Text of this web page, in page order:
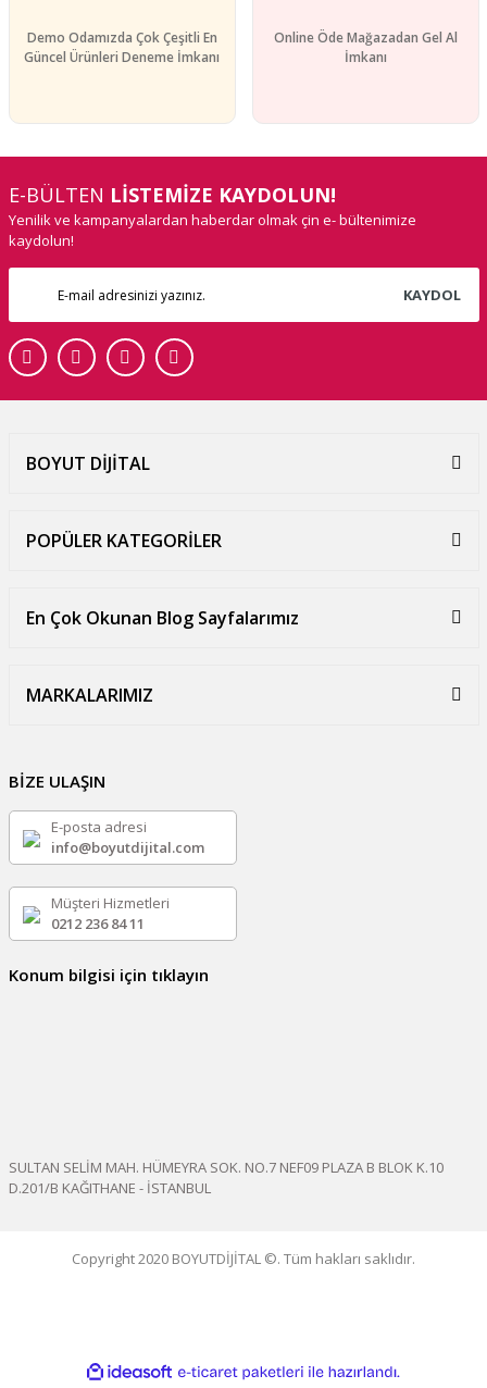
Demo Odamızda Çok Çeşitli En
Güncel Ürünleri Deneme İmkanı
Online Öde Mağazadan Gel Al
İmkanı
E-BÜLTEN LİSTEMİZE KAYDOLUN!
Yenilik ve kampanyalardan haberdar olmak çin e- bültenimize
kaydolun!
KAYDOL
BOYUT DİJİTAL
POPÜLER KATEGORİLER
En Çok Okunan Blog Sayfalarımız
MARKALARIMIZ
BİZE ULAŞIN
E-posta adresi
info@boyutdijital.com
Müşteri Hizmetleri
0212 236 84 11
Konum bilgisi için tıklayın
SULTAN SELİM MAH. HÜMEYRA SOK. NO.7 NEF09 PLAZA B BLOK K.10
D.201/B KAĞITHANE - İSTANBUL
Copyright 2020 BOYUTDİJİTAL ©. Tüm hakları saklıdır.
ideasoft
e-